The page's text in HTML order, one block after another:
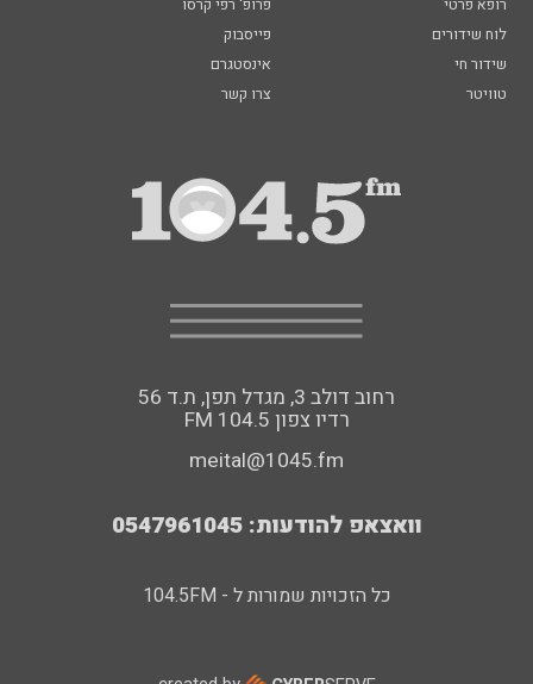
רופא פרטי
פרופ' רפי קרסו
לוח שידורים
פייסבוק
שידור חי
אינסטגרם
טוויטר
צרו קשר
רחוב דולב 3, מגדל תפן, ת.ד 56
FM רדיו צפון 104.5
meital@1045.fm
וואצאפ להודעות: 0547961045
כל הזכויות שמורות ל - 104.5FM